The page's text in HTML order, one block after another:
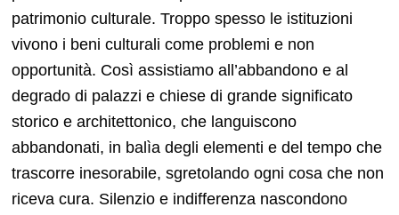
patrimonio culturale. Troppo spesso le istituzioni
vivono i beni culturali come problemi e non
opportunità. Così assistiamo all’abbandono e al
degrado di palazzi e chiese di grande significato
storico e architettonico, che languiscono
abbandonati, in balìa degli elementi e del tempo che
trascorre inesorabile, sgretolando ogni cosa che non
riceva cura. Silenzio e indifferenza nascondono